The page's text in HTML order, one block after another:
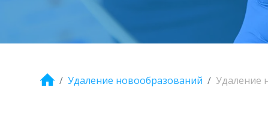
Удаление новообразований Удаление